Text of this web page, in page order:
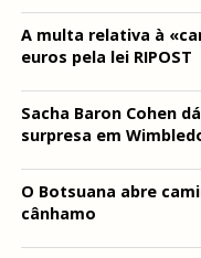
A multa relativa à
euros pela lei RIPOST
Sacha Baron Cohen
surpresa em
O Botsuana abre
cânhamo